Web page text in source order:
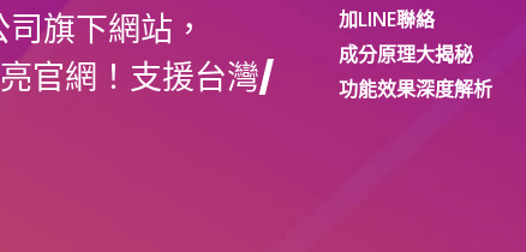
旗下網站，
官網！支援台灣/
加LINE聯絡
成分原理大揭秘
功能效果深度解析